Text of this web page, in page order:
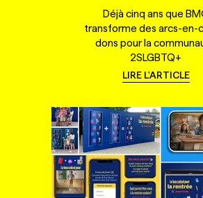
Déjà cinq ans que
transforme des arcs-en-
dons pour la
2SLGBTQ+
LIRE L'ARTICLE